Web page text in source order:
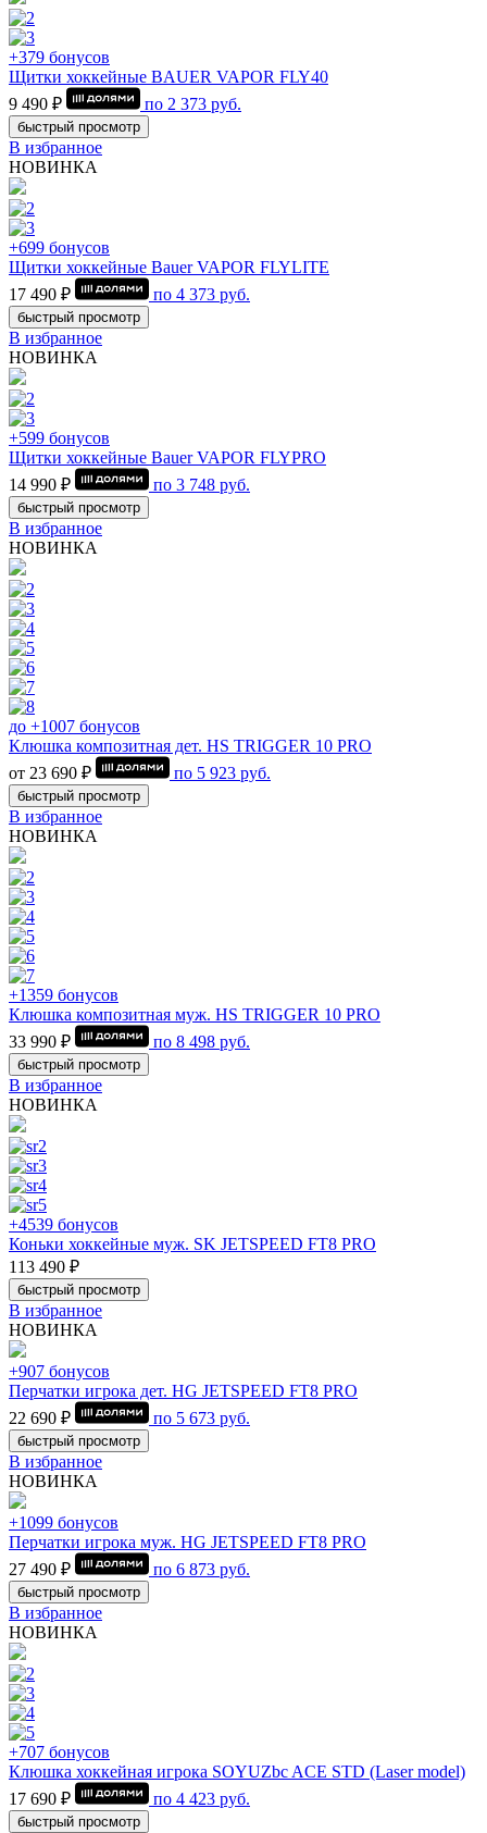
+379 бонусов
Щитки хоккейные BAUER VAPOR FLY40
9 490 ₽
по 2 373 руб.
быстрый просмотр
В избранное
НОВИНКА
+699 бонусов
Щитки хоккейные Bauer VAPOR FLYLITE
17 490 ₽
по 4 373 руб.
быстрый просмотр
В избранное
НОВИНКА
+599 бонусов
Щитки хоккейные Bauer VAPOR FLYPRO
14 990 ₽
по 3 748 руб.
быстрый просмотр
В избранное
НОВИНКА
до +1007 бонусов
Клюшка композитная дет. HS TRIGGER 10 PRO
от 23 690 ₽
по 5 923 руб.
быстрый просмотр
В избранное
НОВИНКА
+1359 бонусов
Клюшка композитная муж. HS TRIGGER 10 PRO
33 990 ₽
по 8 498 руб.
быстрый просмотр
В избранное
НОВИНКА
+4539 бонусов
Коньки хоккейные муж. SK JETSPEED FT8 PRO
113 490 ₽
быстрый просмотр
В избранное
НОВИНКА
+907 бонусов
Перчатки игрока дет. HG JETSPEED FT8 PRO
22 690 ₽
по 5 673 руб.
быстрый просмотр
В избранное
НОВИНКА
+1099 бонусов
Перчатки игрока муж. HG JETSPEED FT8 PRO
27 490 ₽
по 6 873 руб.
быстрый просмотр
В избранное
НОВИНКА
+707 бонусов
Клюшка хоккейная игрока SOYUZbc ACE STD (Laser model)
17 690 ₽
по 4 423 руб.
быстрый просмотр